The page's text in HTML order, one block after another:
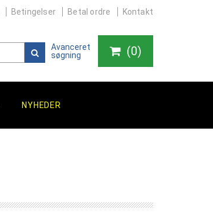
Betingelser Betal ordre Kontakt
Avanceret
søgning
(0)
NYHEDER